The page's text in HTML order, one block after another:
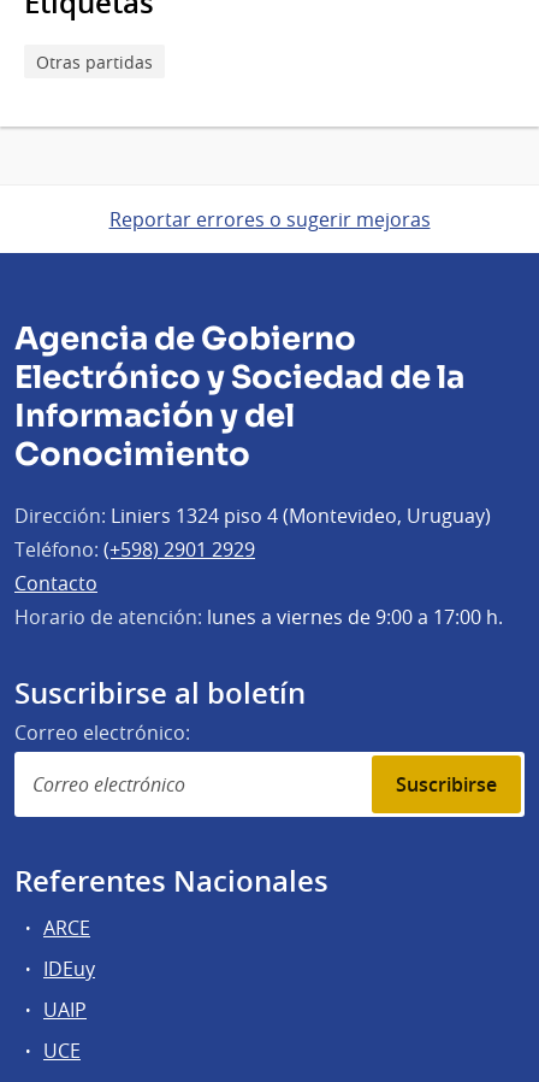
Otras partidas
Reportar errores o sugerir mejoras
Agencia de Gobierno
Electrónico y Sociedad de la
Información y del
Conocimiento
Dirección: Liniers 1324 piso 4 (Montevideo, Uruguay)
Teléfono: (+598) 2901 2929
Contacto
Horario de atención: lunes a viernes de 9:00 a 17:00 h.
Suscribirse al boletín
Correo electrónico:
Suscribirse
Referentes Nacionales
ARCE
IDEuy
UAIP
UCE